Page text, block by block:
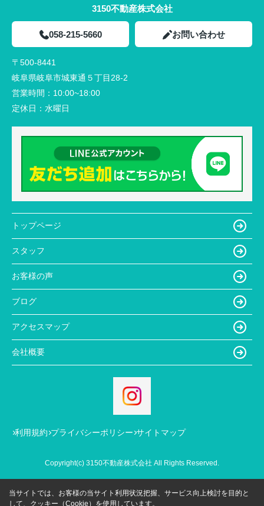
3150不動産株式会社
058-215-5660 お問い合わせ
〒500-8441
岐阜県岐阜市城東通５丁目28-2
営業時間： 10:00~18:00
定休日： 水曜日
トップページ
スタッフ
お客様の声
ブログ
アクセスマップ
会社概要
利用規約 プライバシーポリシー サイトマップ
Copyright(c) 3150不動産株式会社 All Rights Reserved.
当サイトでは、お客様の当サイト利用状況把握、サービス向上検討を目的と
して、クッキー（Cookie）を使用しています。